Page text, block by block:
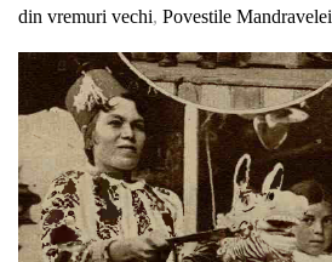
din vremuri vechi, Povestile Mandravelei